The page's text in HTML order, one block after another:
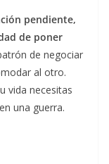
pendiente,
de poner
de negociar
al otro.
vida necesitas
una guerra.